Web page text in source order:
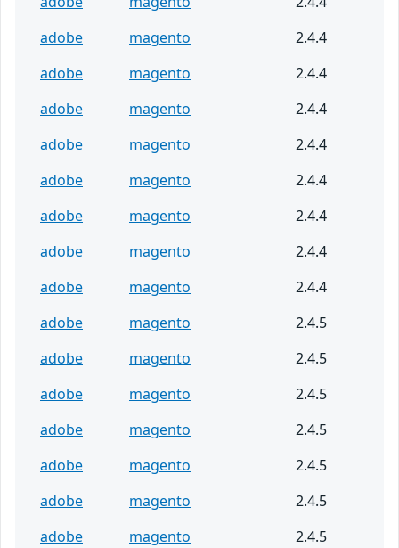
adobe
magento
2.4.4
adobe
magento
2.4.4
adobe
magento
2.4.4
adobe
magento
2.4.4
adobe
magento
2.4.4
adobe
magento
2.4.4
adobe
magento
2.4.4
adobe
magento
2.4.4
adobe
magento
2.4.5
adobe
magento
2.4.5
adobe
magento
2.4.5
adobe
magento
2.4.5
adobe
magento
2.4.5
adobe
magento
2.4.5
adobe
magento
2.4.5